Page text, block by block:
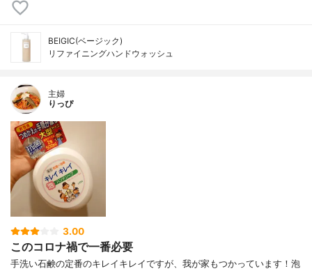
BEIGIC(ベージック)
リファイニングハンドウォッシュ
主婦
りっぴ
3.00
このコロナ禍で一番必要
手洗い石鹸の定番のキレイキレイですが、我が家もつかっています！泡